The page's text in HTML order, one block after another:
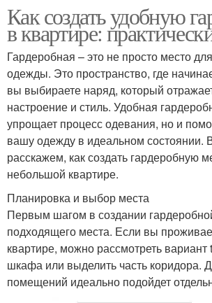
Как создать удобную
в квартире:
Гардеробная – это не просто место
одежды. Это пространство, где
вы выбираете наряд, который
настроение и стиль. Удобная
упрощает процесс одевания, но и
вашу одежду в идеальном состоянии.
расскажем, как создать гардеробную
небольшой квартире.
Планировка и выбор места
Первым шагом в создании
подходящего места. Если вы
квартире, можно рассмотреть вариант
шкафа или выделить часть коридора.
помещений идеально подойдет